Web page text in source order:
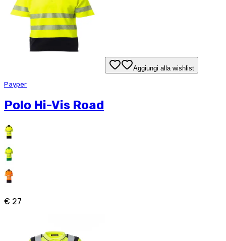
Aggiungi alla wishlist
Payper
Polo Hi-Vis Road
€ 27